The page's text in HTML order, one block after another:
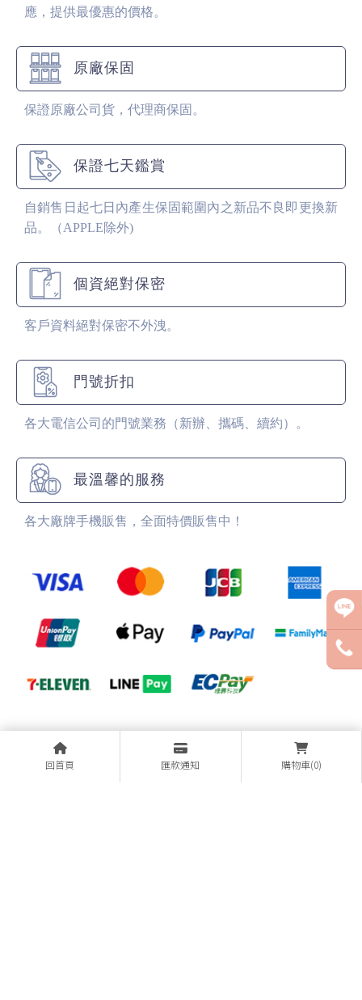
回首頁 匯款通知 購物車(0)
應，提供最優惠的價格。
原廠保固
保證原廠公司貨，代理商保固。
保證七天鑑賞
自銷售日起七日內產生保固範圍內之新品不良即更換新
品。（APPLE除外)
個資絕對保密
客戶資料絕對保密不外洩。
門號折扣
各大電信公司的門號業務（新辦、攜碼、續約）。
最溫馨的服務
各大廠牌手機販售，全面特價販售中！